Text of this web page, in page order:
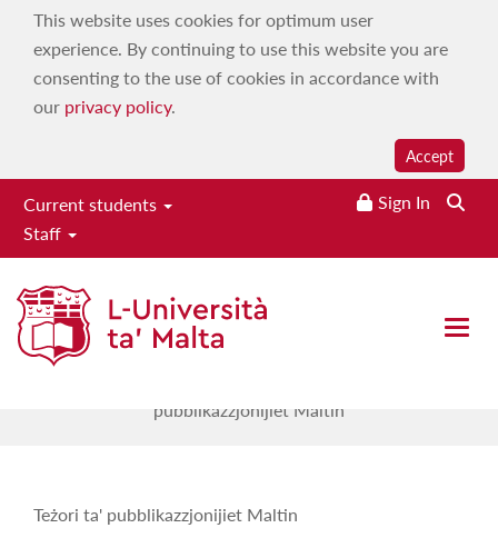
This website uses cookies for optimum user
experience. By continuing to use this website you are
consenting to the use of cookies in accordance with
our privacy policy.
Accept
Current students
Staff
Sign In
Open
Melitensia: teżori ta'
pubblikazzjonijiet Maltin
Home| Services |Campus 103.7
pubblikazzjonijiet Maltin
Teżori ta' pubblikazzjonijiet Maltin